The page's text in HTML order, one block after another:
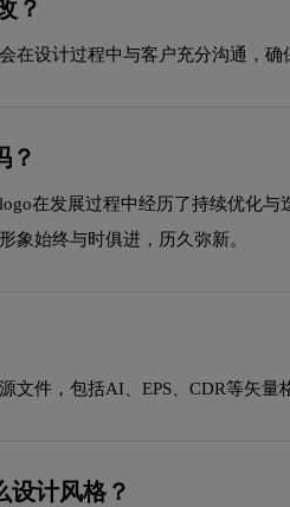
？
在设计过程中与客户充分沟通，确
？
在发展过程中经历了持续优化
象始终与时俱进，历久弥新。
件，包括AI、EPS、CDR等矢量
设计风格？